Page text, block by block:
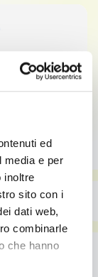
ed
media e per
inoltre
sito con i
dati web,
combinarle
che hanno
agenti
Un